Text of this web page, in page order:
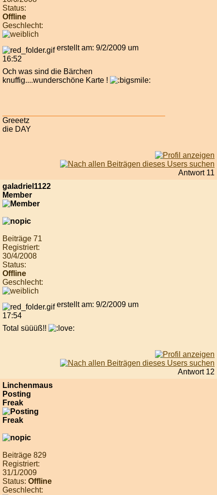
Status:
Offline
Geschlecht:
erstellt am: 9/2/2009 um
16:52
Och was sind die Bärchen
knuffig....wunderschöne Karte !
Greeetz
die DAY
Antwort 11
galadriel1122
Member
Beiträge 71
Registriert:
30/4/2008
Status:
Offline
Geschlecht:
erstellt am: 9/2/2009 um
17:54
Total süüüß!!
Antwort 12
Linchenmaus
Posting
Freak
Beiträge 829
Registriert:
31/1/2009
Status: Offline
Geschlecht: